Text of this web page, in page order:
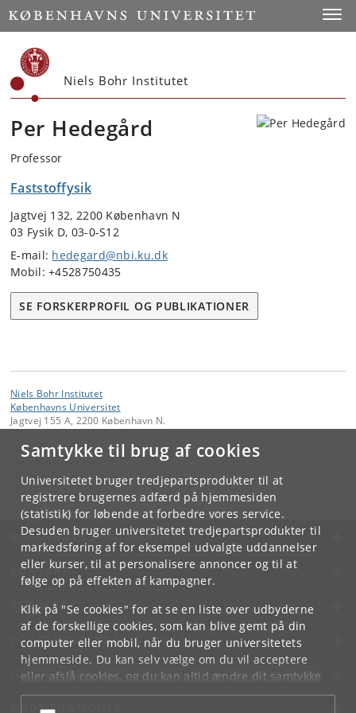
Samtykke til brug af cookies
Universitetet bruger tredjepartsprodukter til at
registrere brugernes adfærd på hjemmesiden
(statistik) for løbende at forbedre vores service.
Desuden bruger universitetet tredjepartsprodukter til
markedsføring af for eksempel udvalgte uddannelser
eller kurser, til at personalisere annoncer og til at
følge op på effekten af kampagner.
Klik på "Se cookies" for at se en liste over udbyderne
af de forskellige cookies, som kan blive gemt på din
computer eller mobil, når du bruger universitetets
hjemmeside. Du kan selv vælge om du vil acceptere
eller afslå cookies, og du kan altid ændre dit samtykke
underCookie- og privatlivspolitiksom du finder i
bunden af hver side.
Start
Niels Bohr Institutet
Per Hedegård
Professor
Faststoffysik
Jagtvej 132, 2200 København N
03 Fysik D, 03-0-S12
E-mail: hedegard@nbi.ku.dk
Mobil: +4528750435
SE FORSKERPROFIL OG PUBLIKATIONER
Niels Bohr Institutet
Københavns Universitet
Jagtvej 155 A, 2200 København N.
Kontakt:
Niels Bohr Institutet
NBI@ nbi ku.dk
KØBENHAVNS UNIVERSITET
KONTAKT
SERVICES
FOR STUDERENDE OG ANSATTE
JOB OG KARRIERE
NØDSITUATIONER